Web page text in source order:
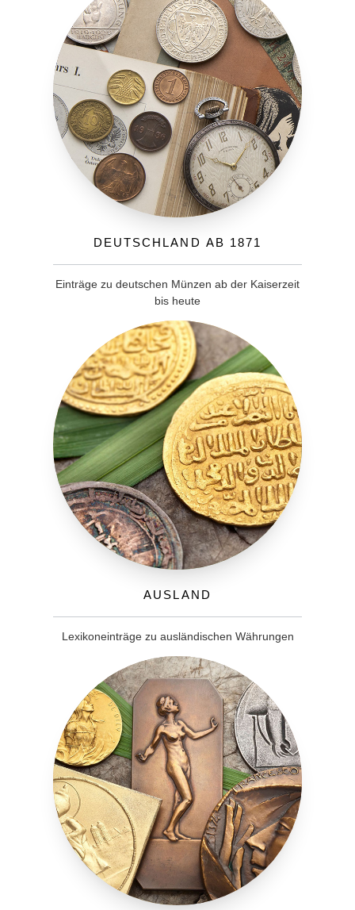
Deutschland ab 1871
Einträge zu deutschen Münzen ab der Kaiserzeit
bis heute
Ausland
Lexikoneinträge zu ausländischen Währungen